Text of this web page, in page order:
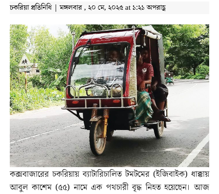
চকরিয়া প্রতিনিধি | মঙ্গলবার , ২০ মে, ২০২৫ at ১:২১ অপরাহ্ণ
কক্সবাজারের চকরিয়ায় ব্যাটারিচালিত টমটমের (ইজিবাইক) ধাক্কায়
আবুল কাশেম (৫৫) নামে এক পথচারী বৃদ্ধ নিহত হয়েছেন। আজ